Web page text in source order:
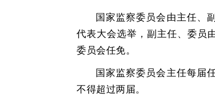
国家监察委员会由主任、
代表大会选举，副主任、委员
委员会任免。
国家监察委员会主任每届
不得超过两届。